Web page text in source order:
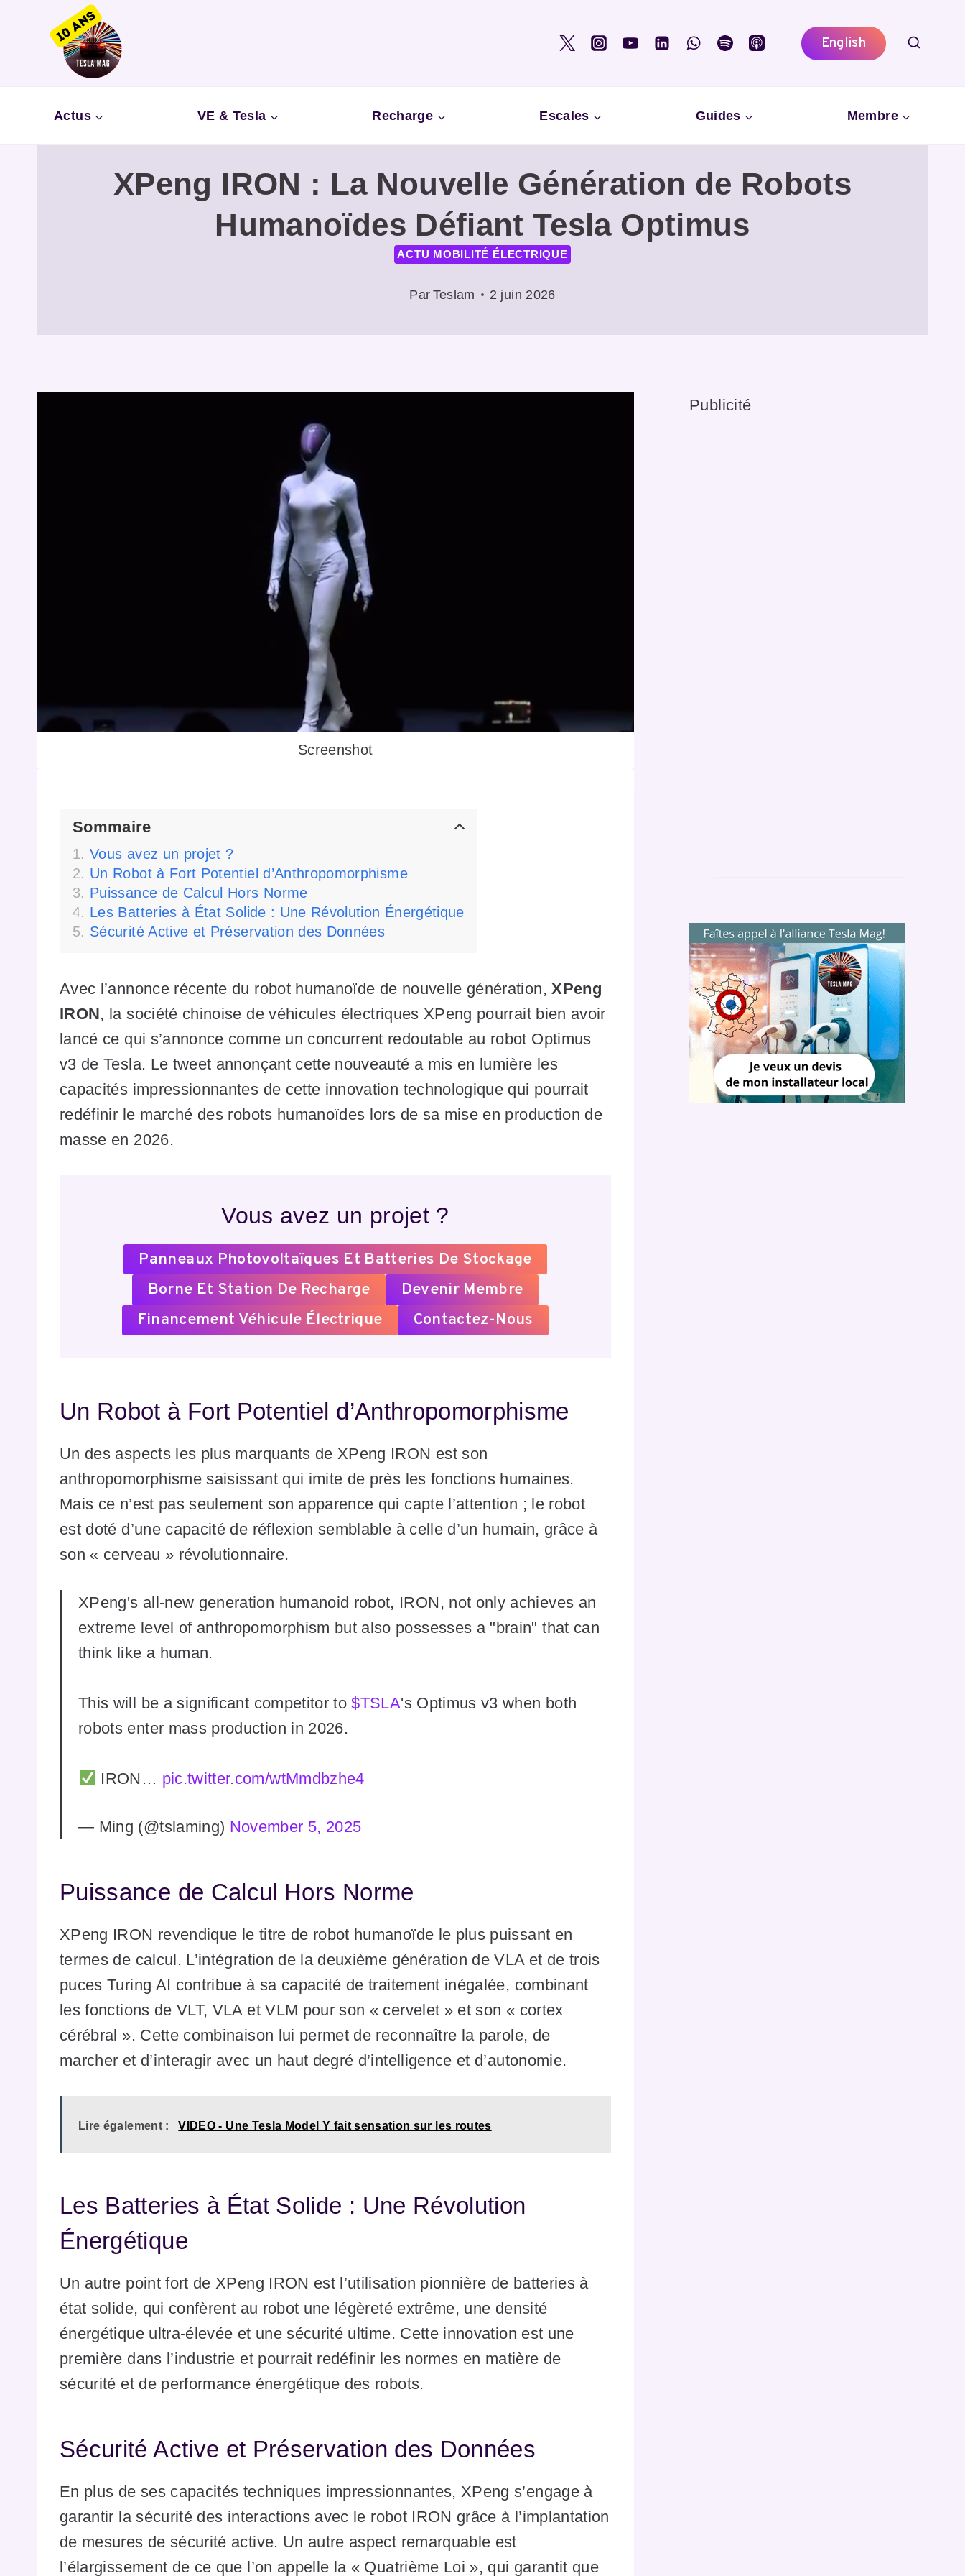
English
Actus VE & Tesla Recharge Escales Guides Membre
XPeng IRON : La Nouvelle Génération de Robots
Humanoïdes Défiant Tesla Optimus
ACTU MOBILITÉ ÉLECTRIQUE
Par Teslam 2 juin 2026
Screenshot
Sommaire
Vous avez un projet ?
Un Robot à Fort Potentiel d’Anthropomorphisme
Puissance de Calcul Hors Norme
Les Batteries à État Solide : Une Révolution Énergétique
Sécurité Active et Préservation des Données
Avec l’annonce récente du robot humanoïde de nouvelle génération,XPeng
IRON, la société chinoise de véhicules électriques XPeng pourrait bien avoir
lancé ce qui s’annonce comme un concurrent redoutable au robot Optimus
v3 de Tesla. Le tweet annonçant cette nouveauté a mis en lumière les
capacités impressionnantes de cette innovation technologique qui pourrait
redéfinir le marché des robots humanoïdes lors de sa mise en production de
masse en 2026.
Vous avez un projet ?
Panneaux Photovoltaïques Et Batteries De Stockage
Borne Et Station De Recharge
Devenir Membre
Financement Véhicule Électrique
Contactez-Nous
Un Robot à Fort Potentiel d’Anthropomorphisme
Un des aspects les plus marquants de XPeng IRON est son
anthropomorphisme saisissant qui imite de près les fonctions humaines.
Mais ce n’est pas seulement son apparence qui capte l’attention ; le robot
est doté d’une capacité de réflexion semblable à celle d’un humain, grâce à
son « cerveau » révolutionnaire.
XPeng's all-new generation humanoid robot, IRON, not only achieves an
extreme level of anthropomorphism but also possesses a "brain" that can
think like a human.
This will be a significant competitor to$TSLA's Optimus v3 when both
robots enter mass production in 2026.
IRON… pic.twitter.com/wtMmdbzhe4
— Ming (@tslaming) November 5, 2025
Puissance de Calcul Hors Norme
XPeng IRON revendique le titre de robot humanoïde le plus puissant en
termes de calcul. L’intégration de la deuxième génération de VLA et de trois
puces Turing AI contribue à sa capacité de traitement inégalée, combinant
les fonctions de VLT, VLA et VLM pour son « cervelet » et son « cortex
cérébral ». Cette combinaison lui permet de reconnaître la parole, de
marcher et d’interagir avec un haut degré d’intelligence et d’autonomie.
Lire également : VIDEO - Une Tesla Model Y fait sensation sur les routes
Les Batteries à État Solide : Une Révolution
Énergétique
Un autre point fort de XPeng IRON est l’utilisation pionnière de batteries à
état solide, qui confèrent au robot une légèreté extrême, une densité
énergétique ultra-élevée et une sécurité ultime. Cette innovation est une
première dans l’industrie et pourrait redéfinir les normes en matière de
sécurité et de performance énergétique des robots.
Sécurité Active et Préservation des Données
En plus de ses capacités techniques impressionnantes, XPeng s’engage à
garantir la sécurité des interactions avec le robot IRON grâce à l’implantation
de mesures de sécurité active. Un autre aspect remarquable est
l’élargissement de ce que l’on appelle la « Quatrième Loi », qui garantit que
Publicité